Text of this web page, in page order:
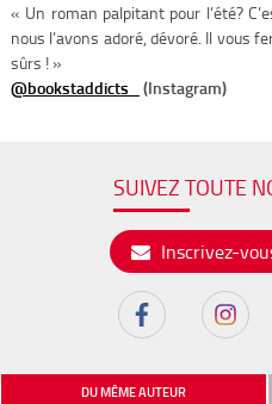
« Un roman palpitant pour l’été?
nous l’avons adoré, dévoré. Il vous
sûrs ! »
@bookstaddicts_
(Instagram)
SUIVEZ TOUTE
Inscrivez-
DU MÊME AUTEUR